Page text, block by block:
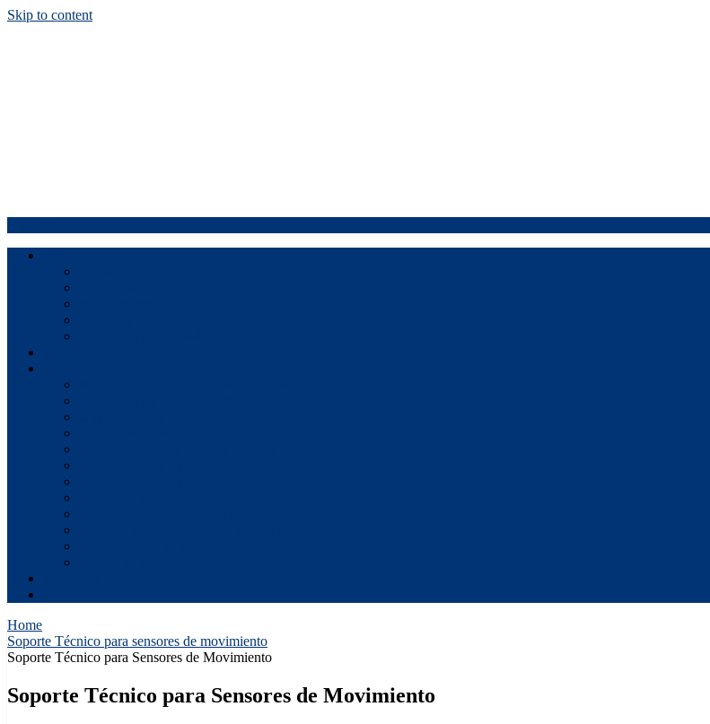
Skip to content
Home
Soporte Técnico para sensores de movimiento
Soporte Técnico para Sensores de Movimiento
Soporte Técnico para Sensores de Movimiento